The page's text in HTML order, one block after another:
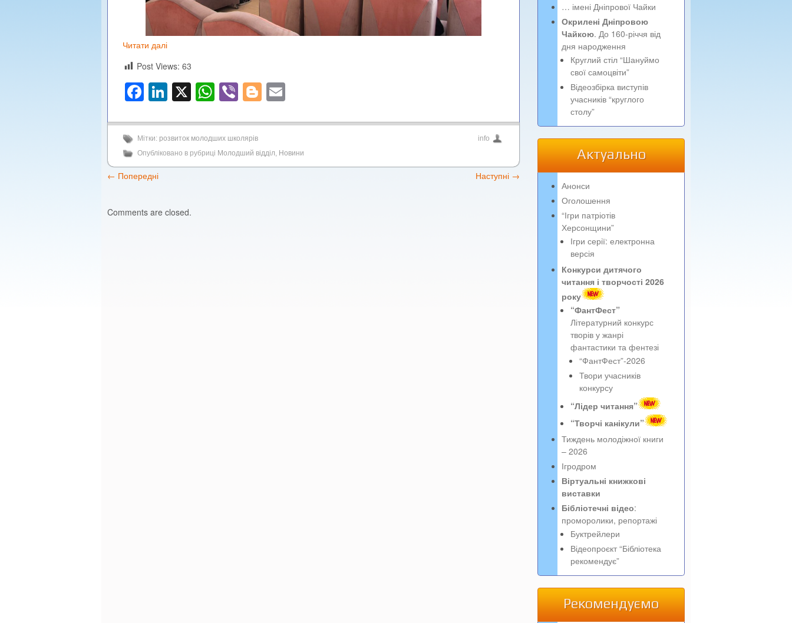
Читати далі
Post Views: 63
Facebook
LinkedIn
X WhatsApp
ViberBlogger
Мітки: розвиток молодших школярів
Опубліковано в рубриці Молодший відділ, Новини
info
← Попередні Наступні →
Comments are closed.
… імені Дніпрової Чайки
Окрилені Дніпровою
Чайкою. До 160-річчя від
дня народження
Круглий стіл “Шануймо
свої самоцвіти”
Відеозбірка виступів
учасників “круглого
столу”
Актуально
Анонси
Оголошення
“Ігри патріотів
Херсонщини”
Ігри серії: електронна
версія
Конкурси дитячого
читання і творчості 2026
року
“ФантФест”
Літературний конкурс
творів у жанрі
фантастики та фентезі
“ФантФест”-2026
Твори учасників
конкурсу
“Лідер читання”
“Творчі канікули”
Тиждень молодіжної книги
– 2026
Ігродром
Віртуальні книжкові
виставки
Бібліотечні відео:
проморолики, репортажі
Буктрейлери
Відеопроєкт “Бібліотека
рекомендує”
Рекомендуємо